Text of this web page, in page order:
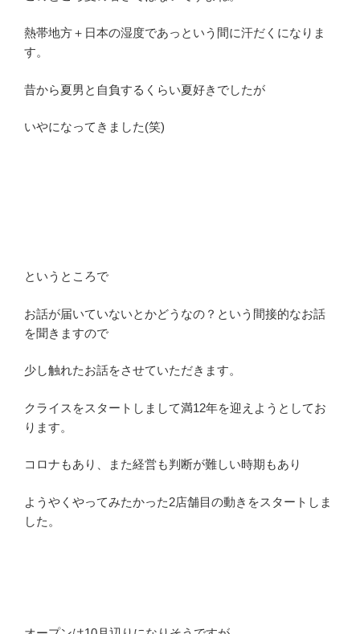
熱帯地方＋日本の湿度であっという間に汗だくになりま
す。
昔から夏男と自負するくらい夏好きでしたが
いやになってきました(笑)
というところで
お話が届いていないとかどうなの？という間接的なお話
を聞きますので
少し触れたお話をさせていただきます。
クライスをスタートしまして満12年を迎えようとしてお
ります。
コロナもあり、また経営も判断が難しい時期もあり
ようやくやってみたかった2店舗目の動きをスタートしま
した。